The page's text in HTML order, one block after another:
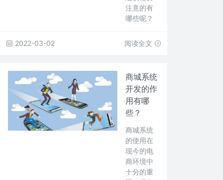
注意的有
哪些呢？
2022-03-02 阅读全文
商城系统
开发的作
用有哪
些？
商城系统
的使用在
现今的电
商环境中
十分的重